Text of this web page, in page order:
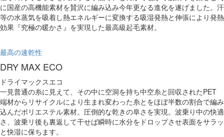
に国産の高機能素材を賛沢に編み込み今年更なる進化を遂げました。汗
等の水蒸気を吸着し熱エネルギーに変換する吸湿発熱と伸張により発熱
効果『究極の暖かさ』を実現した最高級起毛素材。
最高の速乾性
DRY MAX ECO
ドライマックスエコ
一見普通の糸に見えて、その中に空洞を持ち中空糸と回収されたPET
端材からリサイクルにより生まれ変わった糸とをほぼ半数の割合で編み
込んだポリエステル素材。圧倒的な乾きの阜さを実現。波乗り中の快適
さ、波乗リ後も裏返して干せば瞬時に水分をドロップさせ表面をサラッ
と快湿に保ちます。